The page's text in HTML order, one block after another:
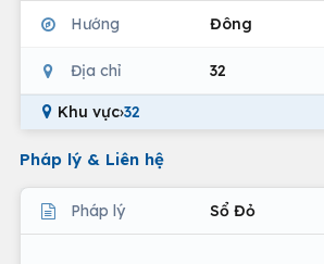
Hướng Đông
Địa chỉ 32
Khu vực›32
Pháp lý & Liên hệ
Pháp lý Sổ Đỏ